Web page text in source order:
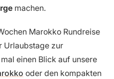
machen.
Marokko Rundreise
Urlaubstage zur
einen Blick auf unsere
oder den kompakten